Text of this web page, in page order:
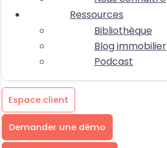
Ressources
Bibliothèque
Blog immobilier
Podcast
Espace client
Demander une démo